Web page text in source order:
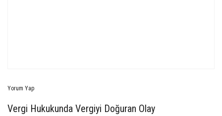
Yorum Yap
Vergi Hukukunda Vergiyi Doğuran Olay